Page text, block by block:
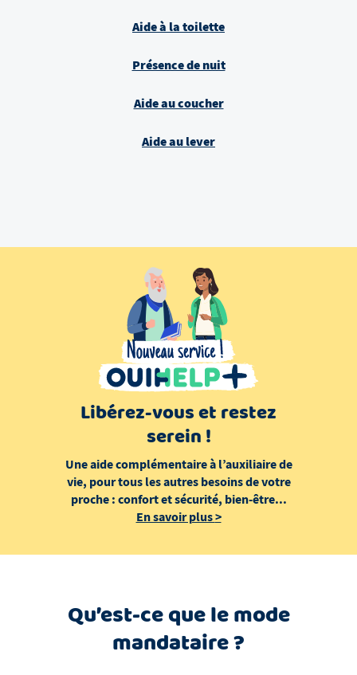
Aide à la toilette
Présence de nuit
Aide au coucher
Aide au lever
Libérez-vous et restez
serein !
Une aide complémentaire à l’auxiliaire de
vie, pour tous les autres besoins de votre
proche : confort et sécurité, bien-être...
En savoir plus>
Qu’est-ce que le mode
mandataire ?